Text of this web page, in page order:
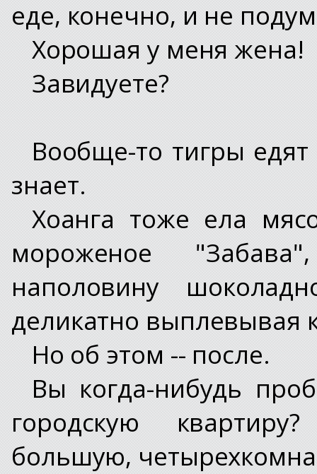
еде, конечно, и не
Хорошая у меня жена!
Завидуете?
Вообще-то тигры
знает.
Хоанга тоже ела
мороженое
наполовину
деликатно выплевывая
Но об этом -- после.
Вы когда-нибудь
городскую
большую,